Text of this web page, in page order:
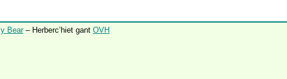
Bear– Herberc’hiet gant OVH